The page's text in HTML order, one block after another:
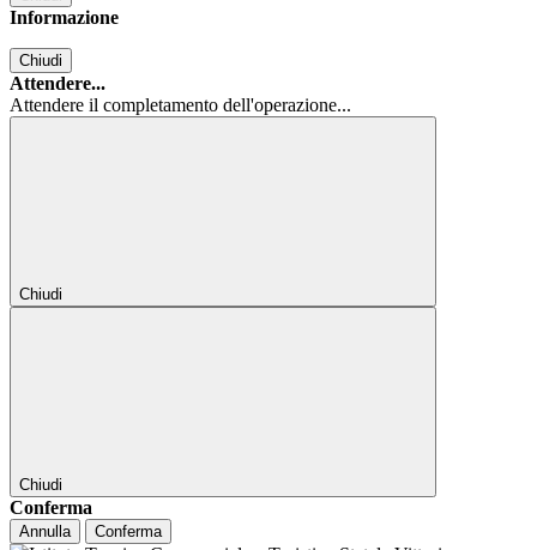
Informazione
Chiudi
Attendere...
Attendere il completamento dell'operazione...
Chiudi
Chiudi
Conferma
Annulla Conferma